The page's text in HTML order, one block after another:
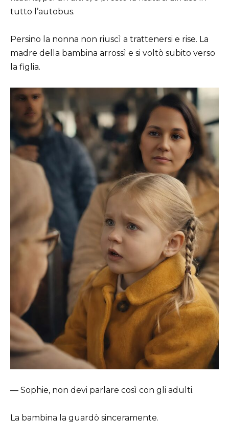
tutto l’autobus.
Persino la nonna non riuscì a trattenersi e rise. La
madre della bambina arrossì e si voltò subito verso
la figlia.
— Sophie, non devi parlare così con gli adulti.
La bambina la guardò sinceramente.